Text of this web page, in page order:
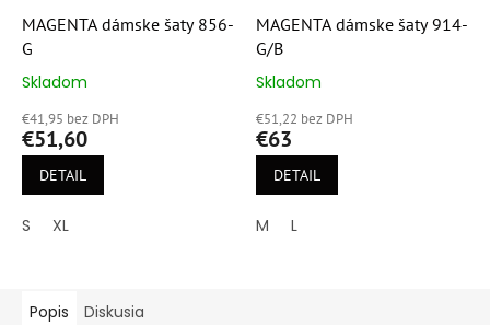
MAGENTA dámske šaty 856-
G
Priemerné
produktu
je
4,6
hviezdičiek.
Skladom
€41,95 bez DPH
€51,60
DETAIL
S XL
MAGENTA dámske šaty 914-
G/B
Priemerné
produktu
je
5,0
hviezdičiek.
Skladom
€51,22 bez DPH
€63
DETAIL
M L
Popis Diskusia